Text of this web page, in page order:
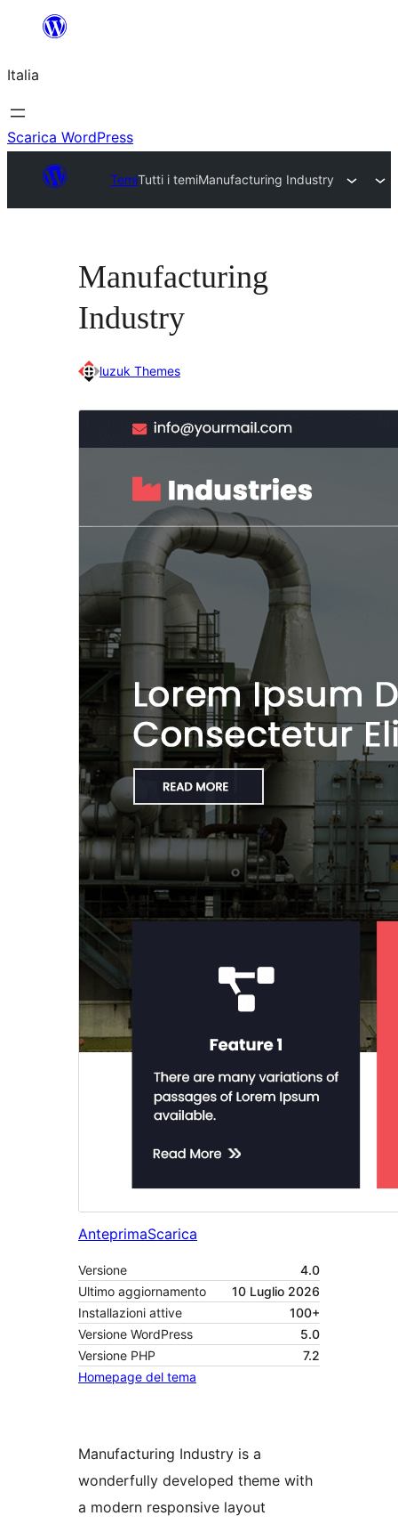
contenuto
Italia
Scarica WordPress
TemiTutti i temiManufacturing Industry
Manufacturing
Industry
luzuk Themes
AnteprimaScarica
Versione
4.0
Ultimo aggiornamento
10 Luglio 2026
Installazioni attive
100+
Versione WordPress
5.0
Versione PHP
7.2
Homepage del tema
Manufacturing Industry is a
wonderfully developed theme with
a modern responsive layout